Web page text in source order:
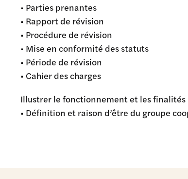
• Parties prenantes
• Rapport de révision
• Procédure de révision
• Mise en conformité des statuts
• Période de révision
• Cahier des charges
Illustrer le fonctionnement et les finalités
• Définition et raison d’être du groupe